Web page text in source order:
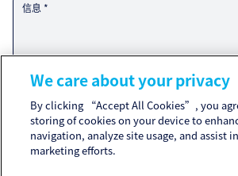
信息 *
关于可乐丽集团对与销售和营销活动相关的个人信息
Customer Privacy Notice 》。
如果您同意意客户隐私声明, 请选中此框并提交您的
其他个人信息的处理请参阅
隐私政策和 Cookie政策
We care about your privacy
By clicking “Accept All Cookies”, you
storing of cookies on your device to
navigation, analyze site usage, and assist
marketing efforts.